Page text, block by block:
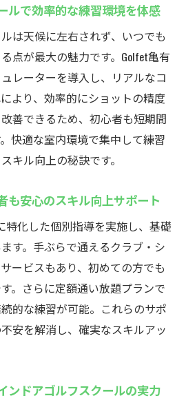
で目指す理想のゴルフライフ
有のゴルフスクールGolfet
叶うインドアゴルフスクール
ーズ無料レンタルで気軽に始
な手ぶら対応インドアゴルフ
の手厚いサービスで快適ゴル
らで安心して通える魅力を徹
ゴルフスクールの魅力
ルで効率的な練習環境を体感
は天候に左右されず、いつでも
点が最大の魅力です。Golfet亀有
レーターを導入し、リアルなコ
より、効率的にショットの精度
善できるため、初心者も短期間
快適な室内環境で集中して練習
キル向上の秘訣です。
も安心のスキル向上サポート
特化した個別指導を実施し、基礎
す。手ぶらで通えるクラブ・シ
ービスもあり、初めての方でも
。さらに定額通い放題プランで
的な練習が可能。これらのサポ
安を解消し、確実なスキルアッ
ンドアゴルフスクールの実力